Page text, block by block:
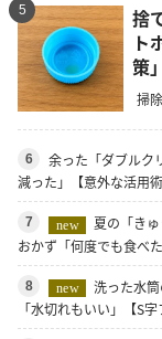
5
捨
ト
策
掃
6
余った「ダブルク
減った」【意外な活用術
7 new
夏の「き
おかず「何度でも食べた
8 new
洗った水
「水切れもいい」【S